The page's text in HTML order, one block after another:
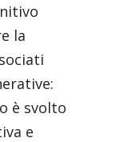
la
è svolto
e